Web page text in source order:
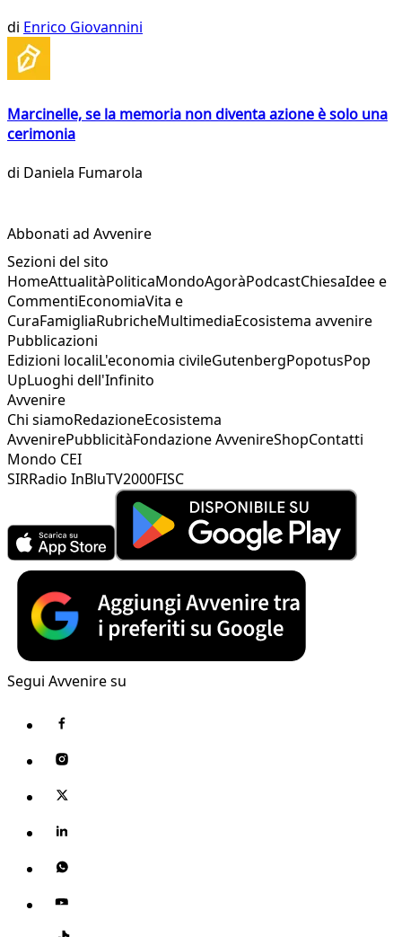
di Enrico Giovannini
Marcinelle, se la memoria non diventa azione è solo una
cerimonia
di Daniela Fumarola
Abbonati ad Avvenire
Sezioni del sito
HomeAttualitàPoliticaMondoAgoràPodcastChiesaIdee e
CommentiEconomiaVita e
CuraFamigliaRubricheMultimediaEcosistema avvenire
Pubblicazioni
Edizioni localiL'economia civileGutenbergPopotusPop
UpLuoghi dell'Infinito
Avvenire
Chi siamoRedazioneEcosistema
AvvenirePubblicitàFondazione AvvenireShopContatti
Mondo CEI
SIRRadio InBluTV2000FISC
Segui Avvenire su